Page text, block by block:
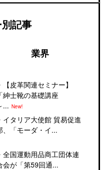
記事
業界
【皮革関連セミナー】
「紳士靴の基礎講座
... New!
イタリア大使館 貿易促進
、「モーダ・イ...
全国運動用品商工団体連
会が「第59回通...